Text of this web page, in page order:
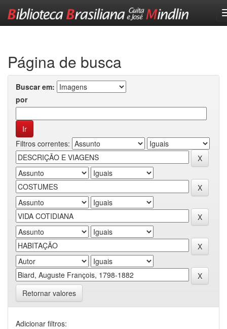
Página de busca
Buscar em:
por
Filtros correntes:
Retornar valores
Adicionar filtros: